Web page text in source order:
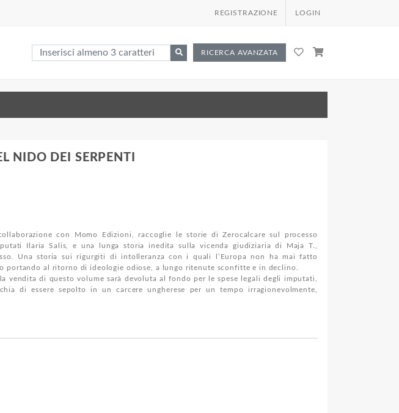
REGISTRAZIONE LOGIN
RICERCA AVANZATA
NIDO DEI SERPENTI
con Momo Edizioni, raccoglie le storie di Zerocalcare sul processo
Ilaria Salis, e una lunga storia inedita sulla vicenda giudiziaria di Maja T.,
Una storia sui rigurgiti di intolleranza con i quali l’Europa non ha mai fatto
portando al ritorno di ideologie odiose, a lungo ritenute sconfitte e in declino.
vendita di questo volume sarà devoluta al fondo per le spese legali degli imputati,
di essere sepolto in un carcere ungherese per un tempo irragionevolmente,